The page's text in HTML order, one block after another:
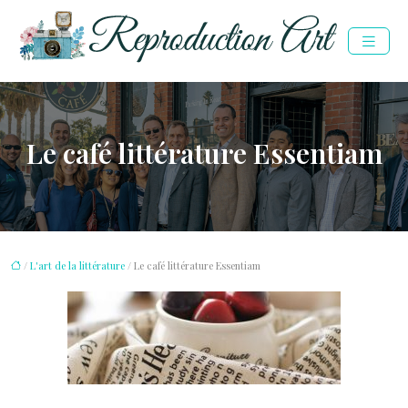
Le café littérature Essentiam
/ L'art de la littérature / Le café littérature Essentiam